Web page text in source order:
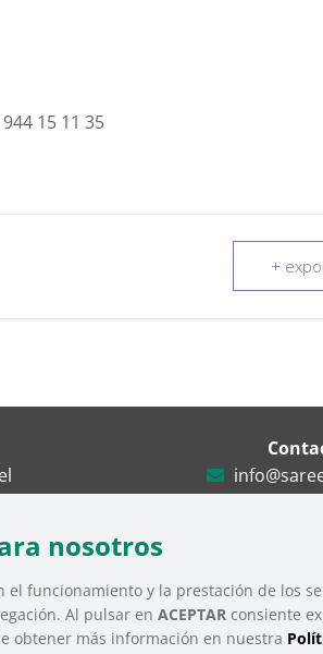
15 11 35
+
Soziala – Tercer Sector Social de Euskadi |Aviso
nosotros
funcionamiento y la prestación de los
Al pulsar en ACEPTAR consiente
obtener más información en nuestra